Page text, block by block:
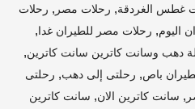
غطس الغردقة, رحلات مصر , رحلات
اليوم, رحلات مصر للطيران غدا,
دهب وسانت كاترين سانت كاترين,
باص, رحلتى إلى دهب, رحلتى
, سانت كاترين الان, سانت كاترين